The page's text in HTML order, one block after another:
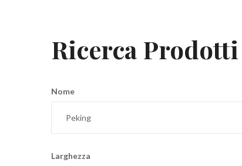
Ricerca Prodotti
Nome
Larghezza